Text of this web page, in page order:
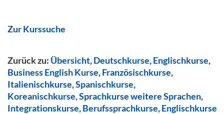
Zur Kurssuche
Zurück zu: Übersicht,Deutschkurse,Englischkurse,
Business English Kurse,Französischkurse,
Italienischkurse,Spanischkurse,
Koreanischkurse,Sprachkurse weitere Sprachen,
Integrationskurse,Berufssprachkurse,Englischkurse